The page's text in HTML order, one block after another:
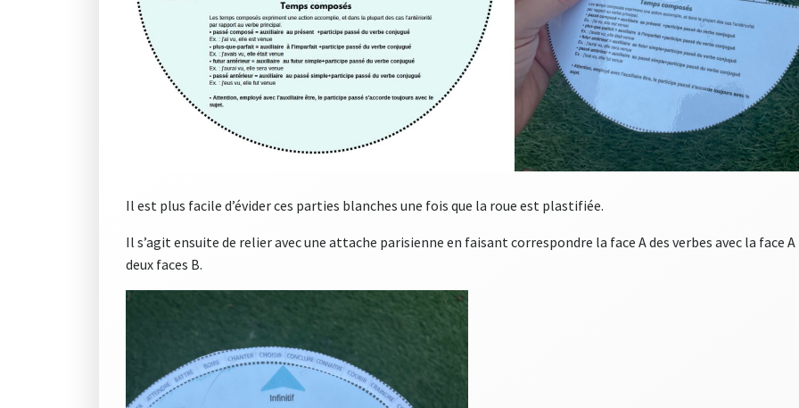
Il est plus facile d’évider ces parties blanches une fois que la roue est plastifiée.
Il s’agit ensuite de relier avec une attache parisienne en faisant correspondre la face A des verbes avec la face
deux faces B.